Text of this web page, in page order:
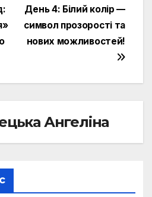
День 4: Білий колір —
символ прозорості та
нових можливостей!
Ангеліна